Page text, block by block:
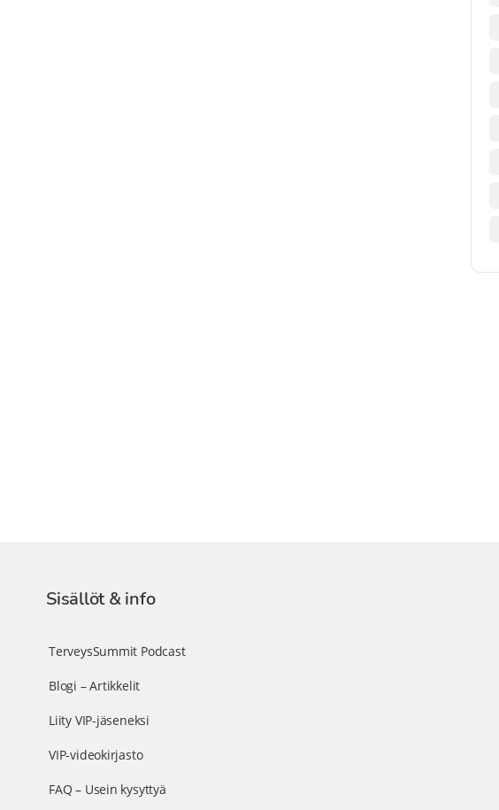
Sisällöt & info
TerveysSummit Podcast
Blogi – Artikkelit
Liity VIP-jäseneksi
VIP-videokirjasto
FAQ – Usein kysyttyä